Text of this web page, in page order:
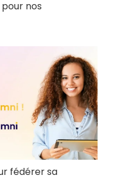
nos
fédérer sa